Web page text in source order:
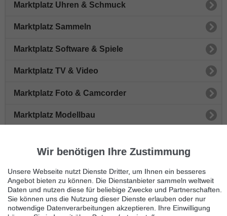
Marktplatz Uhren & Schmuck
Marktplatz Sammeln
Marktplatz Software & Spiele
Marktplatz TV & Video
Marktplatz Foto & Camcorder
Marktplatz Modellbau
Marktplatz Eintrittskarten & Tickets
Immer die neuesten Anzeigen erhalten?
Kein Angebot verpassen, täglich per E-Mail.
Wir benötigen Ihre Zustimmung
Unsere Webseite nutzt Dienste Dritter, um Ihnen ein besseres
Angebot bieten zu können. Die Dienstanbieter sammeln weltweit
Daten und nutzen diese für beliebige Zwecke und Partnerschaften.
Sie können uns die Nutzung dieser Dienste erlauben oder nur
notwendige Datenverarbeitungen akzeptieren. Ihre Einwilligung